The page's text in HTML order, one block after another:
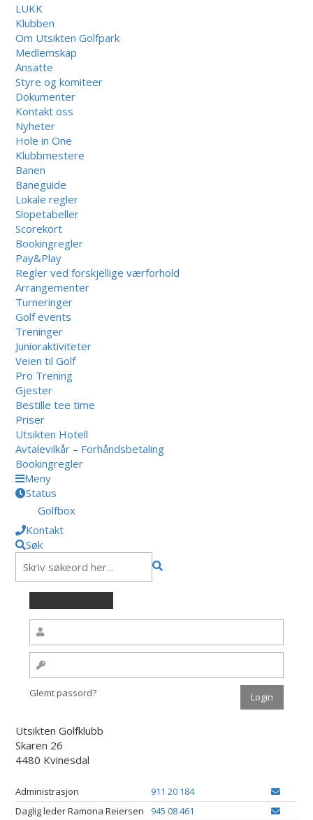
LUKK
Klubben
Om Utsikten Golfpark
Medlemskap
Ansatte
Styre og komiteer
Dokumenter
Kontakt oss
Nyheter
Hole in One
Klubbmestere
Banen
Baneguide
Lokale regler
Slopetabeller
Scorekort
Bookingregler
Pay&Play
Regler ved forskjellige værforhold
Arrangementer
Turneringer
Golf events
Treninger
Junioraktiviteter
Veien til Golf
Pro Trening
Gjester
Bestille tee time
Priser
Utsikten Hotell
Avtalevilkår – Forhåndsbetaling
Bookingregler
Meny
Status
Golfbox
Kontakt
Søk
Glemt passord?
Utsikten Golfklubb
Skaren 26
4480 Kvinesdal
Administrasjon
911 20 184
Daglig leder Ramona Reiersen
945 08 461